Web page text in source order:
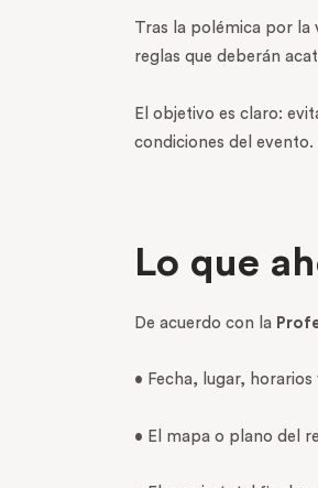
Tras la polémica por la
reglas que deberán
El objetivo es claro:
condiciones del evento.
Lo que
De acuerdo con la
• Fecha, lugar,
• El mapa o plano del